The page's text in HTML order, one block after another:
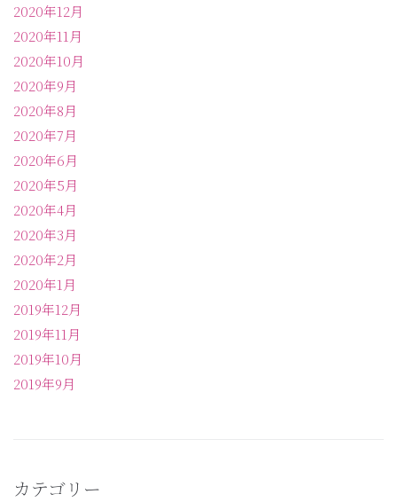
2020年12月
2020年11月
2020年10月
2020年9月
2020年8月
2020年7月
2020年6月
2020年5月
2020年4月
2020年3月
2020年2月
2020年1月
2019年12月
2019年11月
2019年10月
2019年9月
カテゴリー